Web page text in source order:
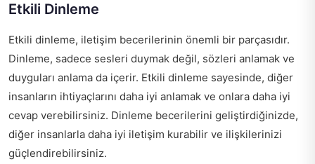
Etkili Dinleme
Etkili dinleme, iletişim becerilerinin önemli bir parçasıdır.
Dinleme, sadece sesleri duymak değil, sözleri anlamak ve
duyguları anlama da içerir. Etkili dinleme sayesinde, diğer
insanların ihtiyaçlarını daha iyi anlamak ve onlara daha iyi
cevap verebilirsiniz. Dinleme becerilerini geliştirdiğinizde,
diğer insanlarla daha iyi iletişim kurabilir ve ilişkilerinizi
güçlendirebilirsiniz.